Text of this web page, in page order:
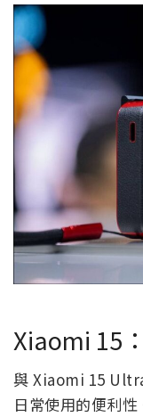
Xiaomi 15
與 Xiaomi 15
日常使用的便利